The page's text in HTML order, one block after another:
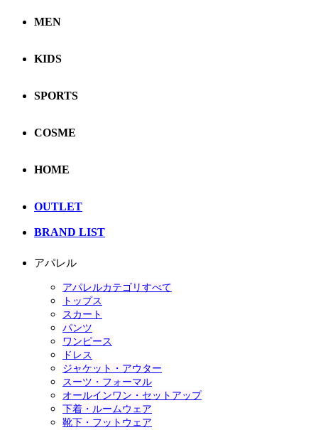
MEN
KIDS
SPORTS
COSME
HOME
OUTLET
BRAND LIST
アパレル
アパレルカテゴリすべて
トップス
スカート
パンツ
ワンピース
ドレス
ジャケット・アウター
スーツ・フォーマル
オールインワン・セットアップ
下着・ルームウェア
靴下・フットウェア